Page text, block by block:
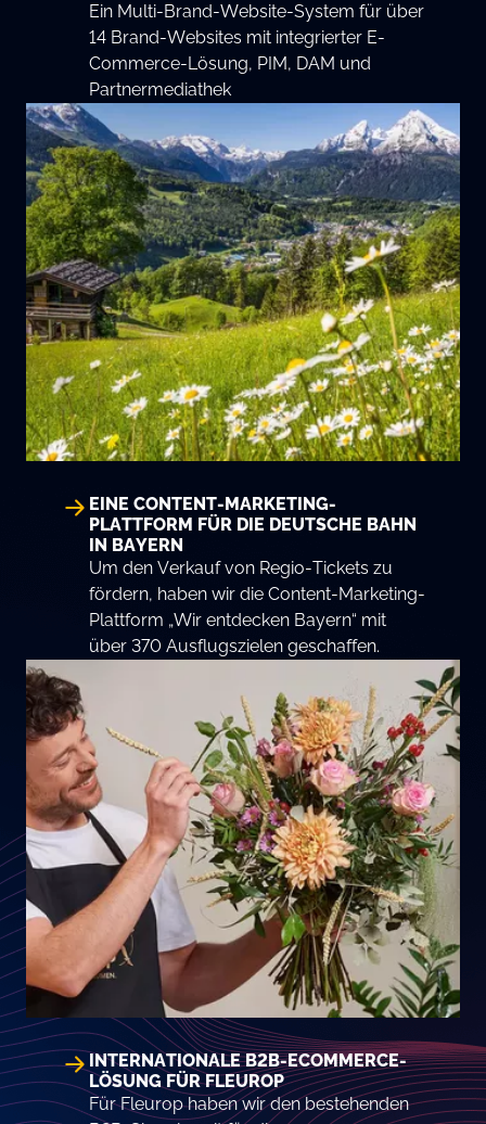
Ein Multi-Brand-Website-System für über
14 Brand-Websites mit integrierter E-
Commerce-Lösung, PIM, DAM und
Partnermediathek
EINE CONTENT-MARKETING-
PLATTFORM FÜR DIE DEUTSCHE BAHN
IN BAYERN
Um den Verkauf von Regio-Tickets zu
fördern, haben wir die Content-Marketing-
Plattform „Wir entdecken Bayern“ mit
über 370 Ausflugszielen geschaffen.
INTERNATIONALE B2B-ECOMMERCE-
LÖSUNG FÜR FLEUROP
Für Fleurop haben wir den bestehenden